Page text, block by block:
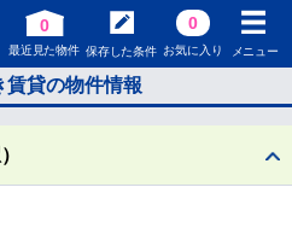
0
最近見た物件 保存した条件
0
お気に入り メニュー
貸の物件情報